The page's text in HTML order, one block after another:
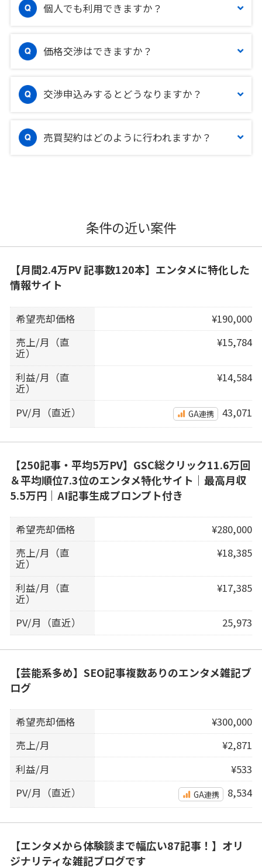
個人でも利用できますか？
価格交渉はできますか？
交渉申込みするとどうなりますか？
売買契約はどのように行われますか？
条件の近い案件
【月間2.4万PV 記事数120本】エンタメに特化した
情報サイト
希望売却価格
¥190,000
売上/月（直
近）
¥15,784
利益/月（直
近）
¥14,584
PV/月（直近） GA連携 43,071
【250記事・平均5万PV】GSC総クリック11.6万回
＆平均順位7.3位のエンタメ特化サイト｜最高月収
5.5万円｜AI記事生成プロンプト付き
希望売却価格
¥280,000
売上/月（直
近）
¥18,385
利益/月（直
近）
¥17,385
PV/月（直近） 25,973
【芸能系多め】SEO記事複数ありのエンタメ雑記ブ
ログ
希望売却価格
¥300,000
売上/月
¥2,871
利益/月
¥533
PV/月（直近）
GA連携 8,534
【エンタメから体験談まで幅広い87記事！】オリ
ジナリティな雑記ブログです